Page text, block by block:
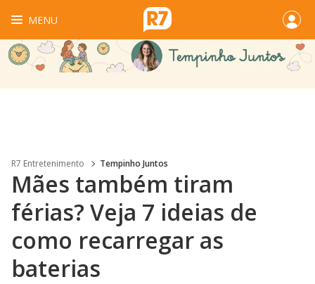
MENU
R7 Entretenimento Tempinho Juntos
Mães também tiram
férias? Veja 7 ideias de
como recarregar as
baterias